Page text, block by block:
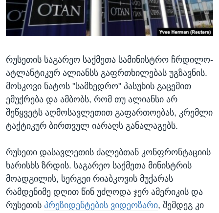
ᲡᲢᲣᲓᲘᲐ ᲕᲐᲨᲘᲜᲒᲢᲝᲜᲘ
ᲔᲙᲝᲜᲝᲛᲘᲙᲐ
ᲯᲐᲜᲛᲠᲗᲔᲚᲝᲑᲐ
ᲘᲜᲢᲔᲠᲕᲘᲣ
ᲙᲣᲚᲢᲣᲠᲐ
ᲒᲐᲚᲘᲚᲔᲝ
ᲓᲔᲖᲘᲜᲤᲝᲠᲛᲐᲪᲘᲐ
Learning English
ენები
რუსეთის საგარეო საქმეთა სამინისტრო ჩრდილო-
ატლანტიკურ ალიანსს გაფრთხილებას უგზავნის.
მოსკოვი ნატოს "სამხედრო" პასუხის გაცემით
ემუქრება და ამბობს, რომ თუ ალიანსი არ
შეწყვეტს აღმოსავლეთით გაფართოებას, კრემლი
ტაქტიკურ ბირთვულ იარაღს განალაგებს.
რუსეთი დასავლეთის ძალებთან კონფრონტაციის
ხარისხს ზრდის. საგარეო საქმეთა მინისტრის
მოადგილის, სერგეი რიაბკოვის მუქარას
რამდენიმე დღით წინ უძღოდა ჯერ ამერიკის და
რუსეთის პრეზიდენტების ვიდეოზარი, შემდეგ კი